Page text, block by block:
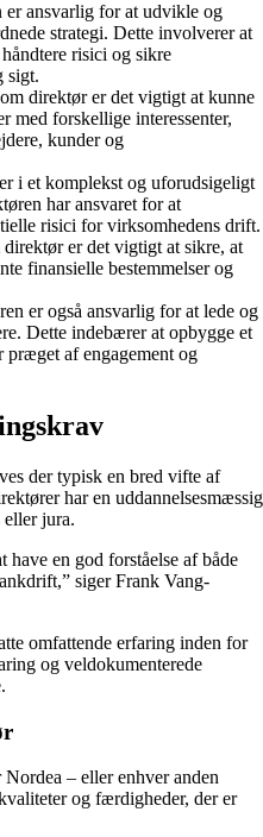
er ansvarlig for at udvikle og
strategi. Dette involverer at
risici og sikre
sigt.
direktør er det vigtigt at kunne
med forskellige interessenter,
kunder og
i et komplekst og uforudsigeligt
har ansvaret for at
risici for virksomhedens drift.
direktør er det vigtigt at sikre, at
finansielle bestemmelser og
er også ansvarlig for at lede og
Dette indebærer at opbygge et
af engagement og
der typisk en bred vifte af
har en uddannelsesmæssig
jura.
en god forståelse af både
siger Frank Vang-
omfattende erfaring inden for
og veldokumenterede
– eller enhver anden
og færdigheder, der er